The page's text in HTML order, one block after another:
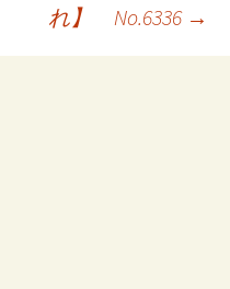
れ】 No.6336 →